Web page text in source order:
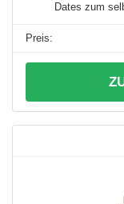
Dates zum